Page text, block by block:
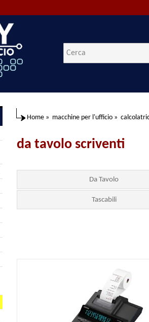
Home » macchine per l'ufficio »
da tavolo scriventi
Da Tavolo
Tascabili